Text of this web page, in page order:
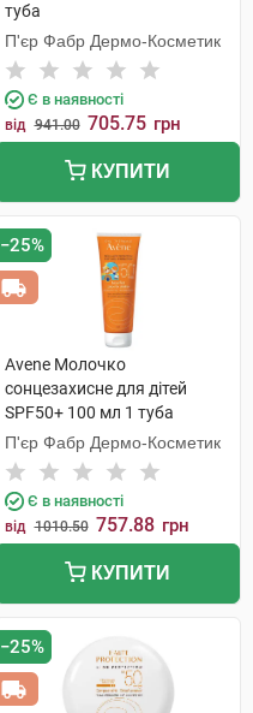
туба
П'єр Фабр Дермо-Косметик
Є в наявності
від 941.00 705.75 грн
КУПИТИ
−25%
Avene Молочко
сонцезахисне для дітей
SPF50+ 100 мл 1 туба
П'єр Фабр Дермо-Косметик
Є в наявності
від 1010.50 757.88 грн
КУПИТИ
−25%